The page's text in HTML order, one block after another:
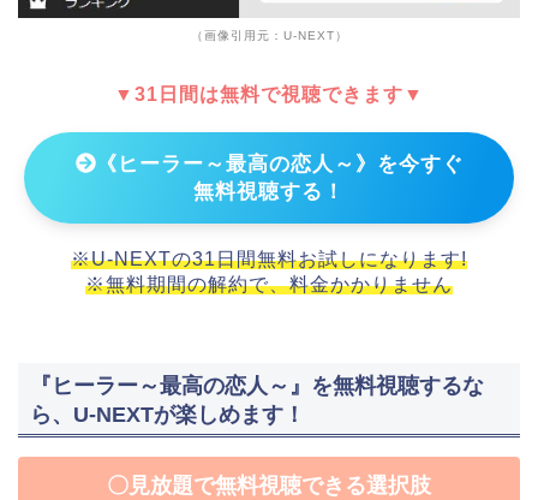
（画像引用元：U-NEXT）
▼31日間は無料で視聴できます▼
《ヒーラー～最高の恋人～》を今すぐ
無料視聴する！
※U-NEXTの31日間無料お試しになります!
※無料期間の解約で、料金かかりません
『ヒーラー～最高の恋人～』を無料視聴するな
ら、U-NEXTが楽しめます！
〇見放題で無料視聴できる選択肢